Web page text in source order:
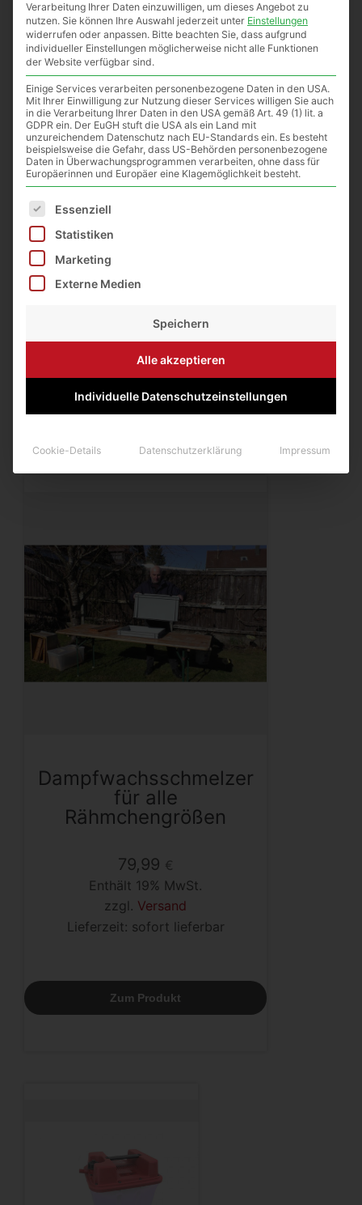
Mittelwände Zander
17,49€/kg
Enthält 19% MwSt.
Versand
Zum Produkt
Dampfwachsschmelzer
für alle
Rähmchengrößen
79,99 €
Enthält 19% MwSt.
zzgl. Versand
Lieferzeit: sofort lieferbar
Zum Produkt
Verarbeitung Ihrer Daten einzuwilligen, um dieses Angebot zu
nutzen. Sie können Ihre Auswahl jederzeit unter Einstellungen
widerrufen oder anpassen. Bitte beachten Sie, dass aufgrund
individueller Einstellungen möglicherweise nicht alle Funktionen
der Website verfügbar sind.
Einige Services verarbeiten personenbezogene Daten in den USA.
Mit Ihrer Einwilligung zur Nutzung dieser Services willigen Sie auch
in die Verarbeitung Ihrer Daten in den USA gemäß Art. 49 (1) lit. a
GDPR ein. Der EuGH stuft die USA als ein Land mit
unzureichendem Datenschutz nach EU-Standards ein. Es besteht
beispielsweise die Gefahr, dass US-Behörden personenbezogene
Daten in Überwachungsprogrammen verarbeiten, ohne dass für
Europäerinnen und Europäer eine Klagemöglichkeit besteht.
Es folgt eine Liste der Service-Gruppen, für die eine
Essenziell
Statistiken
Marketing
Externe Medien
Speichern
Alle akzeptieren
Individuelle Datenschutzeinstellungen
Cookie-Details Datenschutzerklärung Impressum